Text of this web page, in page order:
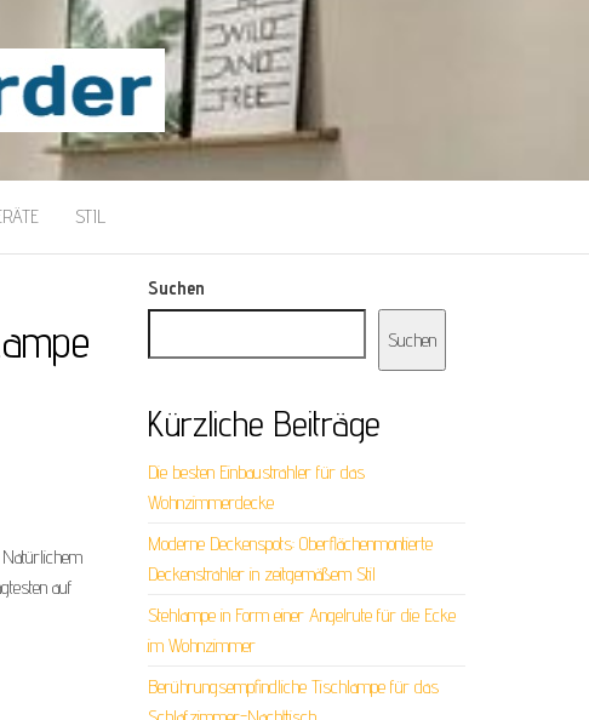
STIL
Natürlichem
auf
Suchen
Suchen
Kürzliche Beiträge
Die besten Einbaustrahler für das
Wohnzimmerdecke
Moderne Deckenspots: Oberflächenmontierte
Deckenstrahler in zeitgemäßem Stil
Stehlampe in Form einer Angelrute für die Ecke
im Wohnzimmer
Berührungsempfindliche Tischlampe für das